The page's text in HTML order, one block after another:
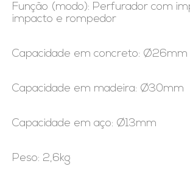
Função (modo): Perfurador com
impacto e rompedor
Capacidade em concreto: Ø26mm
Capacidade em madeira: Ø30mm
Capacidade em aço: Ø13mm
Peso: 2,6kg